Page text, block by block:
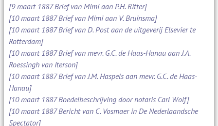
[9 maart 1887 Brief van Mimi aan P.H. Ritter]
[10 maart 1887 Brief van Mimi aan V. Bruinsma]
[10 maart 1887 Brief van D. Post aan de uitgeverij Elsevier te
Rotterdam]
[10 maart 1887 Brief van mevr. G.C. de Haas-Hanau aan J.A.
Roessingh van Iterson]
[10 maart 1887 Brief van J.M. Haspels aan mevr. G.C. de Haas-
Hanau]
[10 maart 1887 Boedelbeschrijving door notaris Carl Wolf]
[10 maart 1887 Bericht van C. Vosmaer in De Nederlaandsche
Spectator]